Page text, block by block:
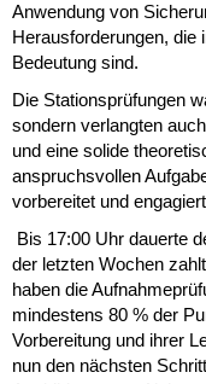
Anwendung von
Herausforderungen, die
Bedeutung sind.
Die Stationsprüfungen
sondern verlangten
und eine solide
anspruchsvollen
vorbereitet und
Bis 17:00 Uhr dauerte
der letzten Wochen
haben die
mindestens 80 % der
Vorbereitung und ihrer
nun den nächsten